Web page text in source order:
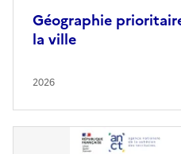
Géographie
la ville
2026